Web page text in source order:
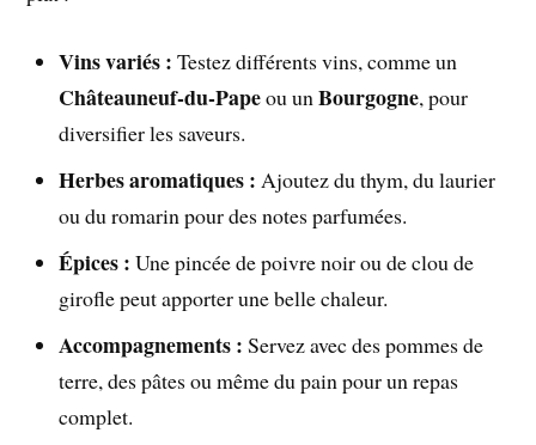
Vins variés : Testez différents vins, comme un
Châteauneuf-du-Papeou unBourgogne, pour
diversifier les saveurs.
Herbes aromatiques : Ajoutez du thym, du laurier
ou du romarin pour des notes parfumées.
Épices : Une pincée de poivre noir ou de clou de
girofle peut apporter une belle chaleur.
Accompagnements : Servez avec des pommes de
terre, des pâtes ou même du pain pour un repas
complet.